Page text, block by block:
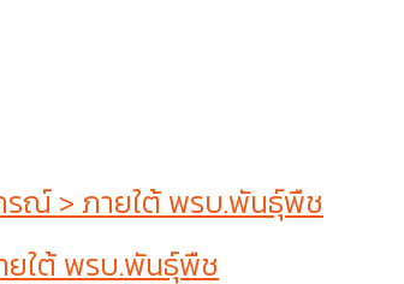
รณ์ > ภายใต้ พรบ.พันธุ์พืช
ยใต้ พรบ.พันธุ์พืช